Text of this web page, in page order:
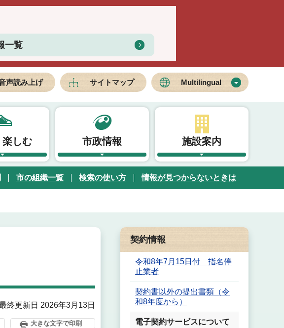
一覧
声読み上げ サイトマップ Multilingual
楽しむ 市政情報 施設案内
市の組織一覧 検索の使い方 情報が見つからないときは
終更新日 2026年3月13日
大きな文字で印刷
契約情報
令和8年7月15日付 指名停
止業者
契約書以外の提出書類（令
和8年度から）
電子契約サービスについて